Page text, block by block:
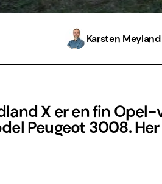
Karsten
X er en fin
Peugeot 3008.